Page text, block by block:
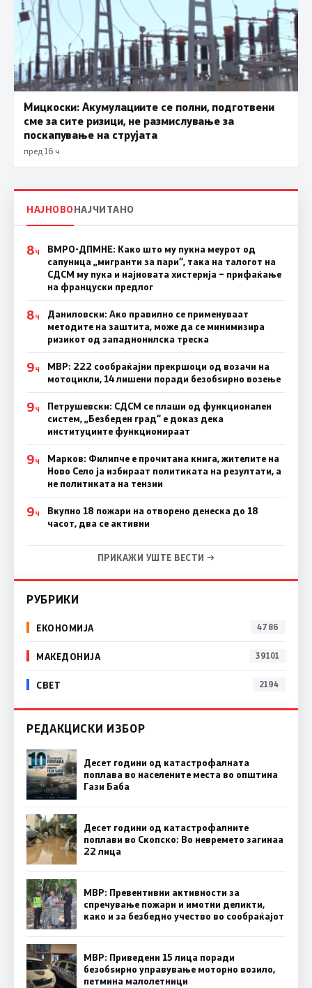
Мицкоски: Акумулациите се полни, подготвени
сме за сите ризици, не размислување за
поскапување на струјата
пред 16 ч.
НАЈНОВОНАЈЧИТАНО
8Ч
ВМРО-ДПМНЕ: Како што му пукна меурот од
сапуница „мигранти за пари“, така на талогот на
СДСМ му пука и најновата хистерија – прифаќање
на француски предлог
8Ч
Даниловски: Ако правилно се применуваат
методите на заштита, може да се минимизира
ризикот од западнонилска треска
9Ч
МВР: 222 сообраќајни прекршоци од возачи на
мотоцикли, 14 лишени поради безобѕирно возење
9Ч
Петрушевски: СДСМ се плаши од функционален
систем, „Безбеден град“ е доказ дека
институциите функционираат
9Ч
Марков: Филипче е прочитана книга, жителите на
Ново Село ја избираат политиката на резултати, а
не политиката на тензии
9Ч
Вкупно 18 пожари на отворено денеска до 18
часот, два се активни
ПРИКАЖИ УШТЕ ВЕСТИ →
РУБРИКИ
ЕКОНОМИЈА 4786
МАКЕДОНИЈА 39101
СВЕТ 2194
РЕДАКЦИСКИ ИЗБОР
Десет години од катастрофалната
поплава во населените места во општина
Гази Баба
Десет години од катастрофалните
поплави во Скопско: Во невремето загинаа
22 лица
МВР: Превентивни активности за
спречување пожари и имотни деликти,
како и за безбедно учество во сообраќајот
МВР: Приведени 15 лица поради
безобѕирно управување моторно возило,
петмина малолетници